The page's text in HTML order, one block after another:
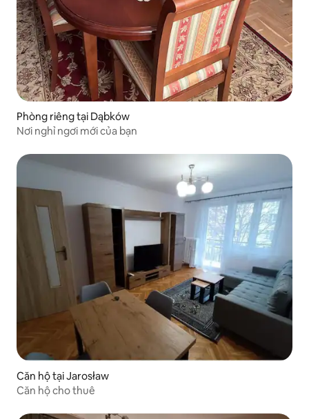
Phòng riêng tại Dąbków
Nơi nghỉ ngơi mới của bạn
Căn hộ tại Jarosław
Căn hộ cho thuê